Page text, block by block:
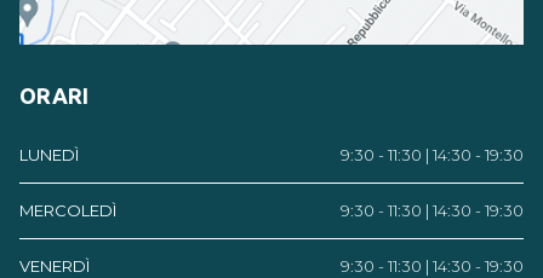
ORARI
LUNEDÌ 9:30 - 11:30 | 14:30 - 19:30
MERCOLEDÌ 9:30 - 11:30 | 14:30 - 19:30
VENERDÌ 9:30 - 11:30 | 14:30 - 19:30